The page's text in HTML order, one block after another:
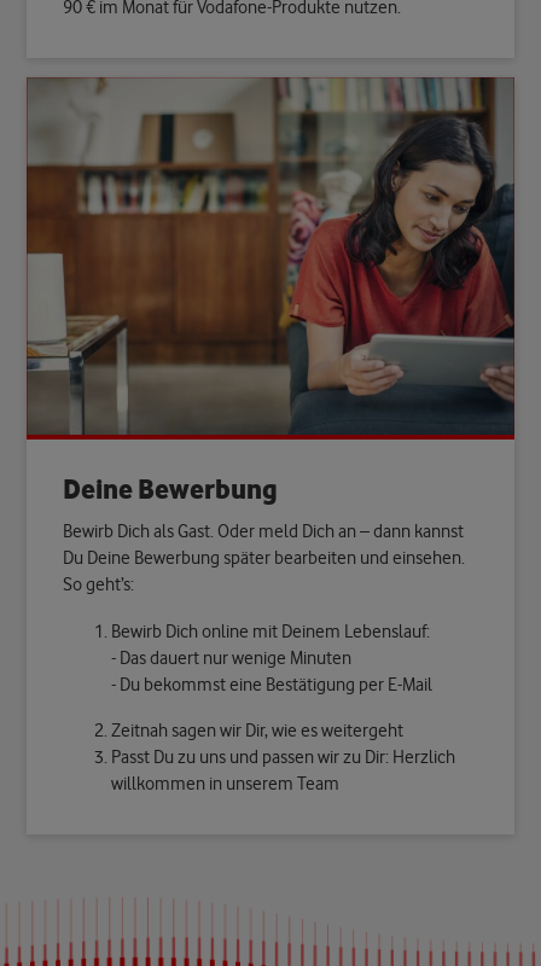
90 € im Monat für Vodafone-Produkte nutzen.
Deine Bewerbung
Bewirb Dich als Gast. Oder meld Dich an – dann kannst
Du Deine Bewerbung später bearbeiten und einsehen.
So geht’s:
Bewirb Dich online mit Deinem Lebenslauf:
- Das dauert nur wenige Minuten
- Du bekommst eine Bestätigung per E-Mail
Zeitnah sagen wir Dir, wie es weitergeht
Passt Du zu uns und passen wir zu Dir: Herzlich
willkommen in unserem Team